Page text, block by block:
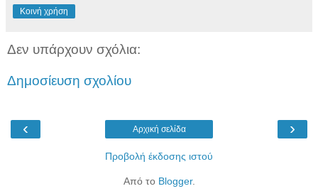
Κοινή χρήση
Δεν υπάρχουν σχόλια:
Δημοσίευση σχολίου
‹ ›
Αρχική σελίδα
Προβολή έκδοσης ιστού
Από το Blogger.